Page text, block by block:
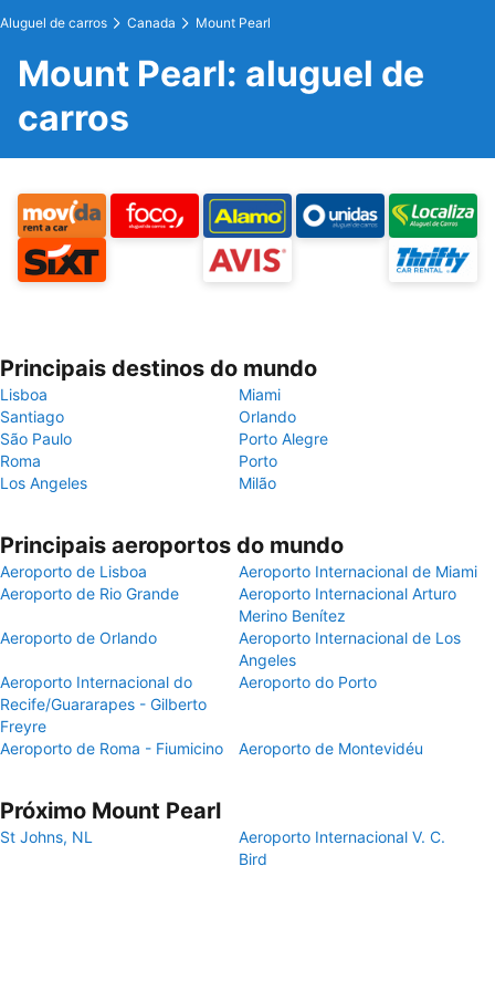
Aluguel de carros Canada Mount Pearl
Mount Pearl: aluguel de
carros
Principais destinos do mundo
Lisboa
Miami
Santiago
Orlando
São Paulo
Porto Alegre
Roma
Porto
Los Angeles
Milão
Principais aeroportos do mundo
Aeroporto de Lisboa
Aeroporto Internacional de Miami
Aeroporto de Rio Grande
Aeroporto Internacional Arturo
Merino Benítez
Aeroporto de Orlando
Aeroporto Internacional de Los
Angeles
Aeroporto Internacional do
Recife/Guararapes - Gilberto
Freyre
Aeroporto do Porto
Aeroporto de Roma - Fiumicino Aeroporto de Montevidéu
Próximo Mount Pearl
St Johns, NL
Aeroporto Internacional V. C.
Bird